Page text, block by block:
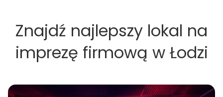
Znajdź najlepszy lokal na
imprezę firmową w Łodzi